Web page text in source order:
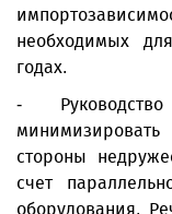
необходимых
годах.
-
стороны
счет
оборудования.